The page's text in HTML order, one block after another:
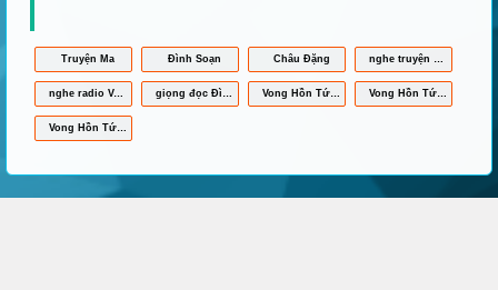
Truyện Ma Đình Soạn Châu Đặng
nghe radio Vong Hồn Tứ